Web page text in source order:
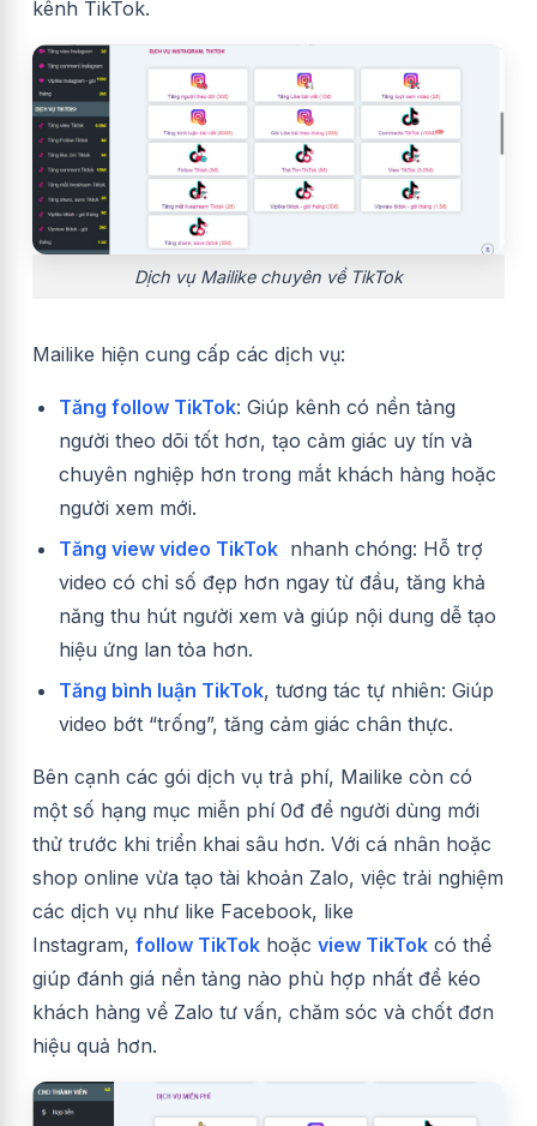
kênh TikTok.
Dịch vụ Mailike chuyên về TikTok
Mailike hiện cung cấp các dịch vụ:
Tăng follow TikTok: Giúp kênh có nền tảng
người theo dõi tốt hơn, tạo cảm giác uy tín và
chuyên nghiệp hơn trong mắt khách hàng hoặc
người xem mới.
Tăng view video TikTok nhanh chóng: Hỗ trợ
video có chỉ số đẹp hơn ngay từ đầu, tăng khả
năng thu hút người xem và giúp nội dung dễ tạo
hiệu ứng lan tỏa hơn.
Tăng bình luận TikTok, tương tác tự nhiên: Giúp
video bớt “trống”, tăng cảm giác chân thực.
Bên cạnh các gói dịch vụ trả phí, Mailike còn có
một số hạng mục miễn phí 0đ để người dùng mới
thử trước khi triển khai sâu hơn. Với cá nhân hoặc
shop online vừa tạo tài khoản Zalo, việc trải nghiệm
các dịch vụ như like Facebook, like
Instagram, follow TikTok hoặc view TikTok có thể
giúp đánh giá nền tảng nào phù hợp nhất để kéo
khách hàng về Zalo tư vấn, chăm sóc và chốt đơn
hiệu quả hơn.